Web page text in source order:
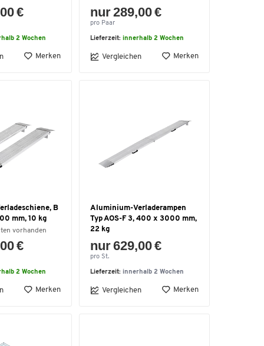
€
2 Wochen
Merken
nur 289,00 €
pro Paar
Lieferzeit: innerhalb 2 Wochen
Vergleichen Merken
B
mm, 10 kg
vorhanden
€
2 Wochen
Merken
Aluminium-Verladerampen
Typ AOS-F 3, 400 x 3000 mm,
22 kg
nur 629,00 €
pro St.
Lieferzeit: innerhalb 2 Wochen
Vergleichen Merken